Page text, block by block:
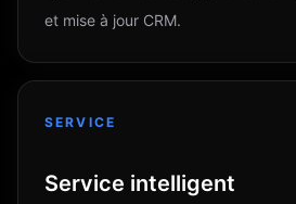
et mise à jour CRM.
SERVICE
Service intelligent